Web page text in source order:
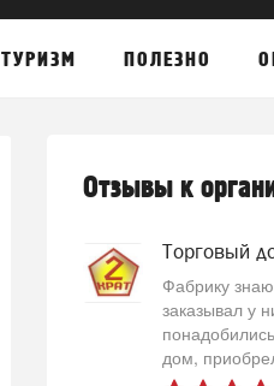
ТУРИЗМ ПОЛЕЗНО
Отзывы к
Торговый
Фабрику
заказывал у
дом,